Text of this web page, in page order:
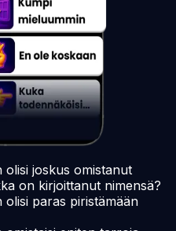
olisi joskus omistanut
on kirjoittanut nimensä?
olisi paras piristämään